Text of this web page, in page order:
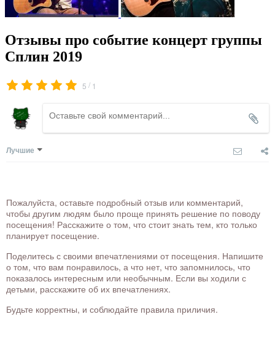
Отзывы про событие концерт группы
Сплин 2019
5 / 1
Лучшие
Пожалуйста, оставьте подробный отзыв или комментарий,
чтобы другим людям было проще принять решение по поводу
посещения! Расскажите о том, что стоит знать тем, кто только
планирует посещение.
Поделитесь с своими впечатлениями от посещения. Напишите
о том, что вам понравилось, а что нет, что запомнилось, что
показалось интересным или необычным. Если вы ходили с
детьми, расскажите об их впечатлениях.
Будьте корректны, и соблюдайте правила приличия.